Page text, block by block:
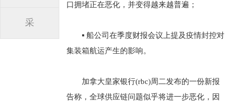
采
口拥堵正在恶化，并变得越来越普遍；
▪ 船公司在季度财报会议上提及疫情封控对
集装箱航运产生的影响。
加拿大皇家银行(rbc)周二发布的一份新报
告称，全球供应链问题似乎将进一步恶化，因